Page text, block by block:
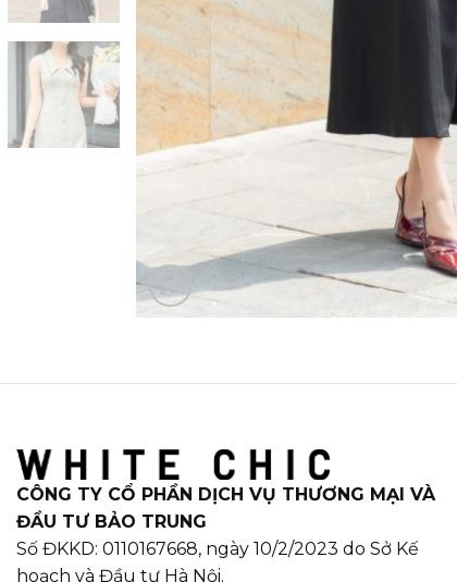
CÔNG TY CỔ PHẦN DỊCH VỤ THƯƠNG MẠI VÀ
ĐẦU TƯ BẢO TRUNG
Số ĐKKD: 0110167668, ngày 10/2/2023 do Sở Kế
hoạch và Đầu tư Hà Nội.